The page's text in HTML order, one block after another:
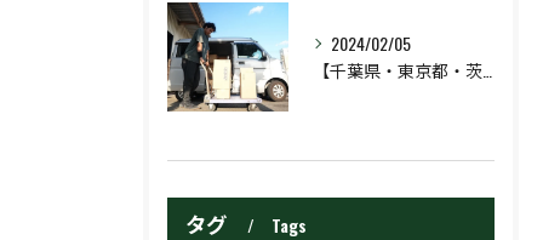
2024/02/05
タグ Tags